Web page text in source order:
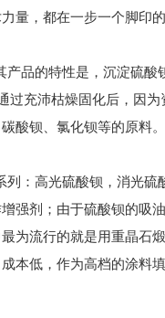
量，都在一步一个脚印
的特性是，沉淀硫酸
充沛枯燥固化后，因
钡、氯化钡等的原料
：高光硫酸钡，消光硫
强剂；由于硫酸钡的吸
为流行的就是用重晶石
本低，作为高档的涂料